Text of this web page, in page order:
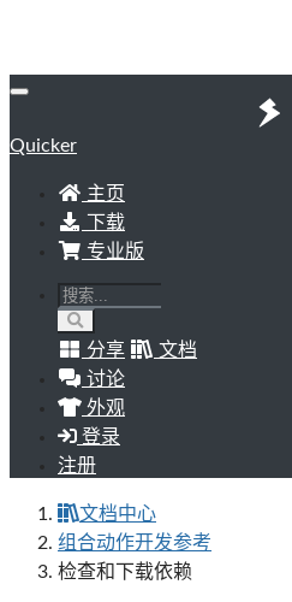
Quicker
主页
下载
专业版
分享
文档
讨论
外观
登录
注册
文档中心
组合动作开发参考
检查和下载依赖